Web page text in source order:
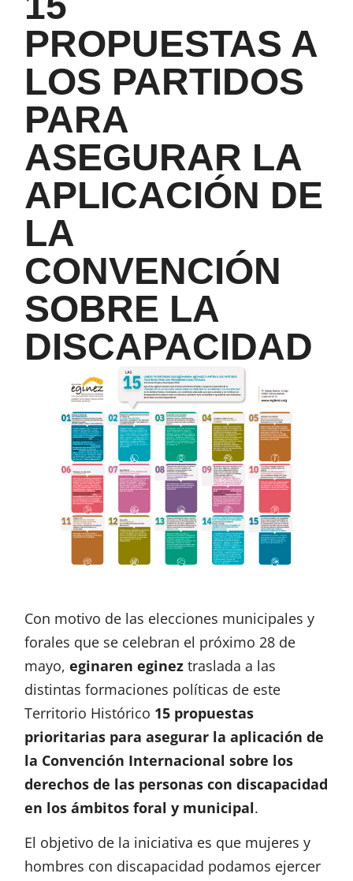
PROPUESTAS A
LOS PARTIDOS
PARA
ASEGURAR LA
APLICACIÓN DE
LA
CONVENCIÓN
SOBRE LA
DISCAPACIDAD
Con motivo de las elecciones municipales y
forales que se celebran el próximo 28 de
mayo,eginaren eginez traslada a las
distintas formaciones políticas de este
Territorio Histórico 15 propuestas
prioritarias para asegurar la aplicación de
la Convención Internacional sobre los
derechos de las personas con discapacidad
en los ámbitos foral y municipal.
El objetivo de la iniciativa es que mujeres y
hombres con discapacidad podamos ejercer